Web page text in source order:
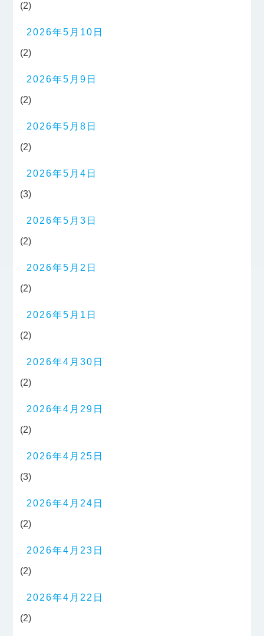
(2)
2026年5月10日
(2)
2026年5月9日
(2)
2026年5月8日
(2)
2026年5月4日
(3)
2026年5月3日
(2)
2026年5月2日
(2)
2026年5月1日
(2)
2026年4月30日
(2)
2026年4月29日
(2)
2026年4月25日
(3)
2026年4月24日
(2)
2026年4月23日
(2)
2026年4月22日
(2)